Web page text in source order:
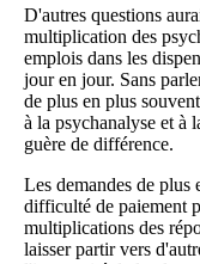
D'autres questions
multiplication des
emplois dans les
jour en jour. Sans
de plus en plus
à la psychanalyse et à
guère de différence.
Les demandes de plus
difficulté de paiement
multiplications des
laisser partir vers